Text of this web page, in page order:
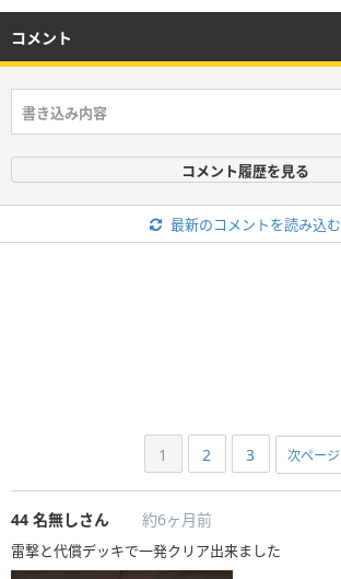
コメント
コメント履歴を見る
最新のコメントを読み込む
1 2 3 次ページ
44 名無しさん 約6ヶ月前
雷撃と代償デッキで一発クリア出来ました